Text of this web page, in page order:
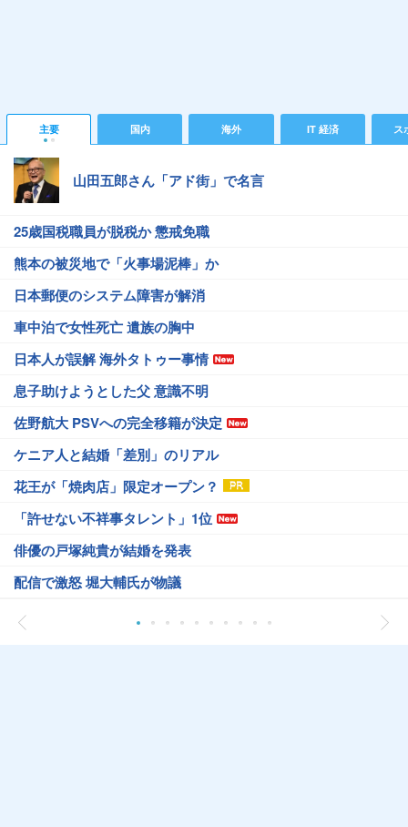
主要 国内 海外 IT 経済 ス
山田五郎さん「アド街」で名言
25歳国税職員が脱税か 懲戒免職
熊本の被災地で「火事場泥棒」か
日本郵便のシステム障害が解消
車中泊で女性死亡 遺族の胸中
日本人が誤解 海外タトゥー事情
息子助けようとした父 意識不明
佐野航大 PSVへの完全移籍が決定
ケニア人と結婚「差別」のリアル
花王が「焼肉店」限定オープン？
「許せない不祥事タレント」1位
俳優の戸塚純貴が結婚を発表
配信で激怒 堀大輔氏が物議